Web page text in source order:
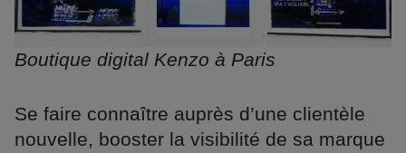
Boutique digital Kenzo à Paris
Se faire connaître auprès d’une clientèle
nouvelle, booster la visibilité de sa marque